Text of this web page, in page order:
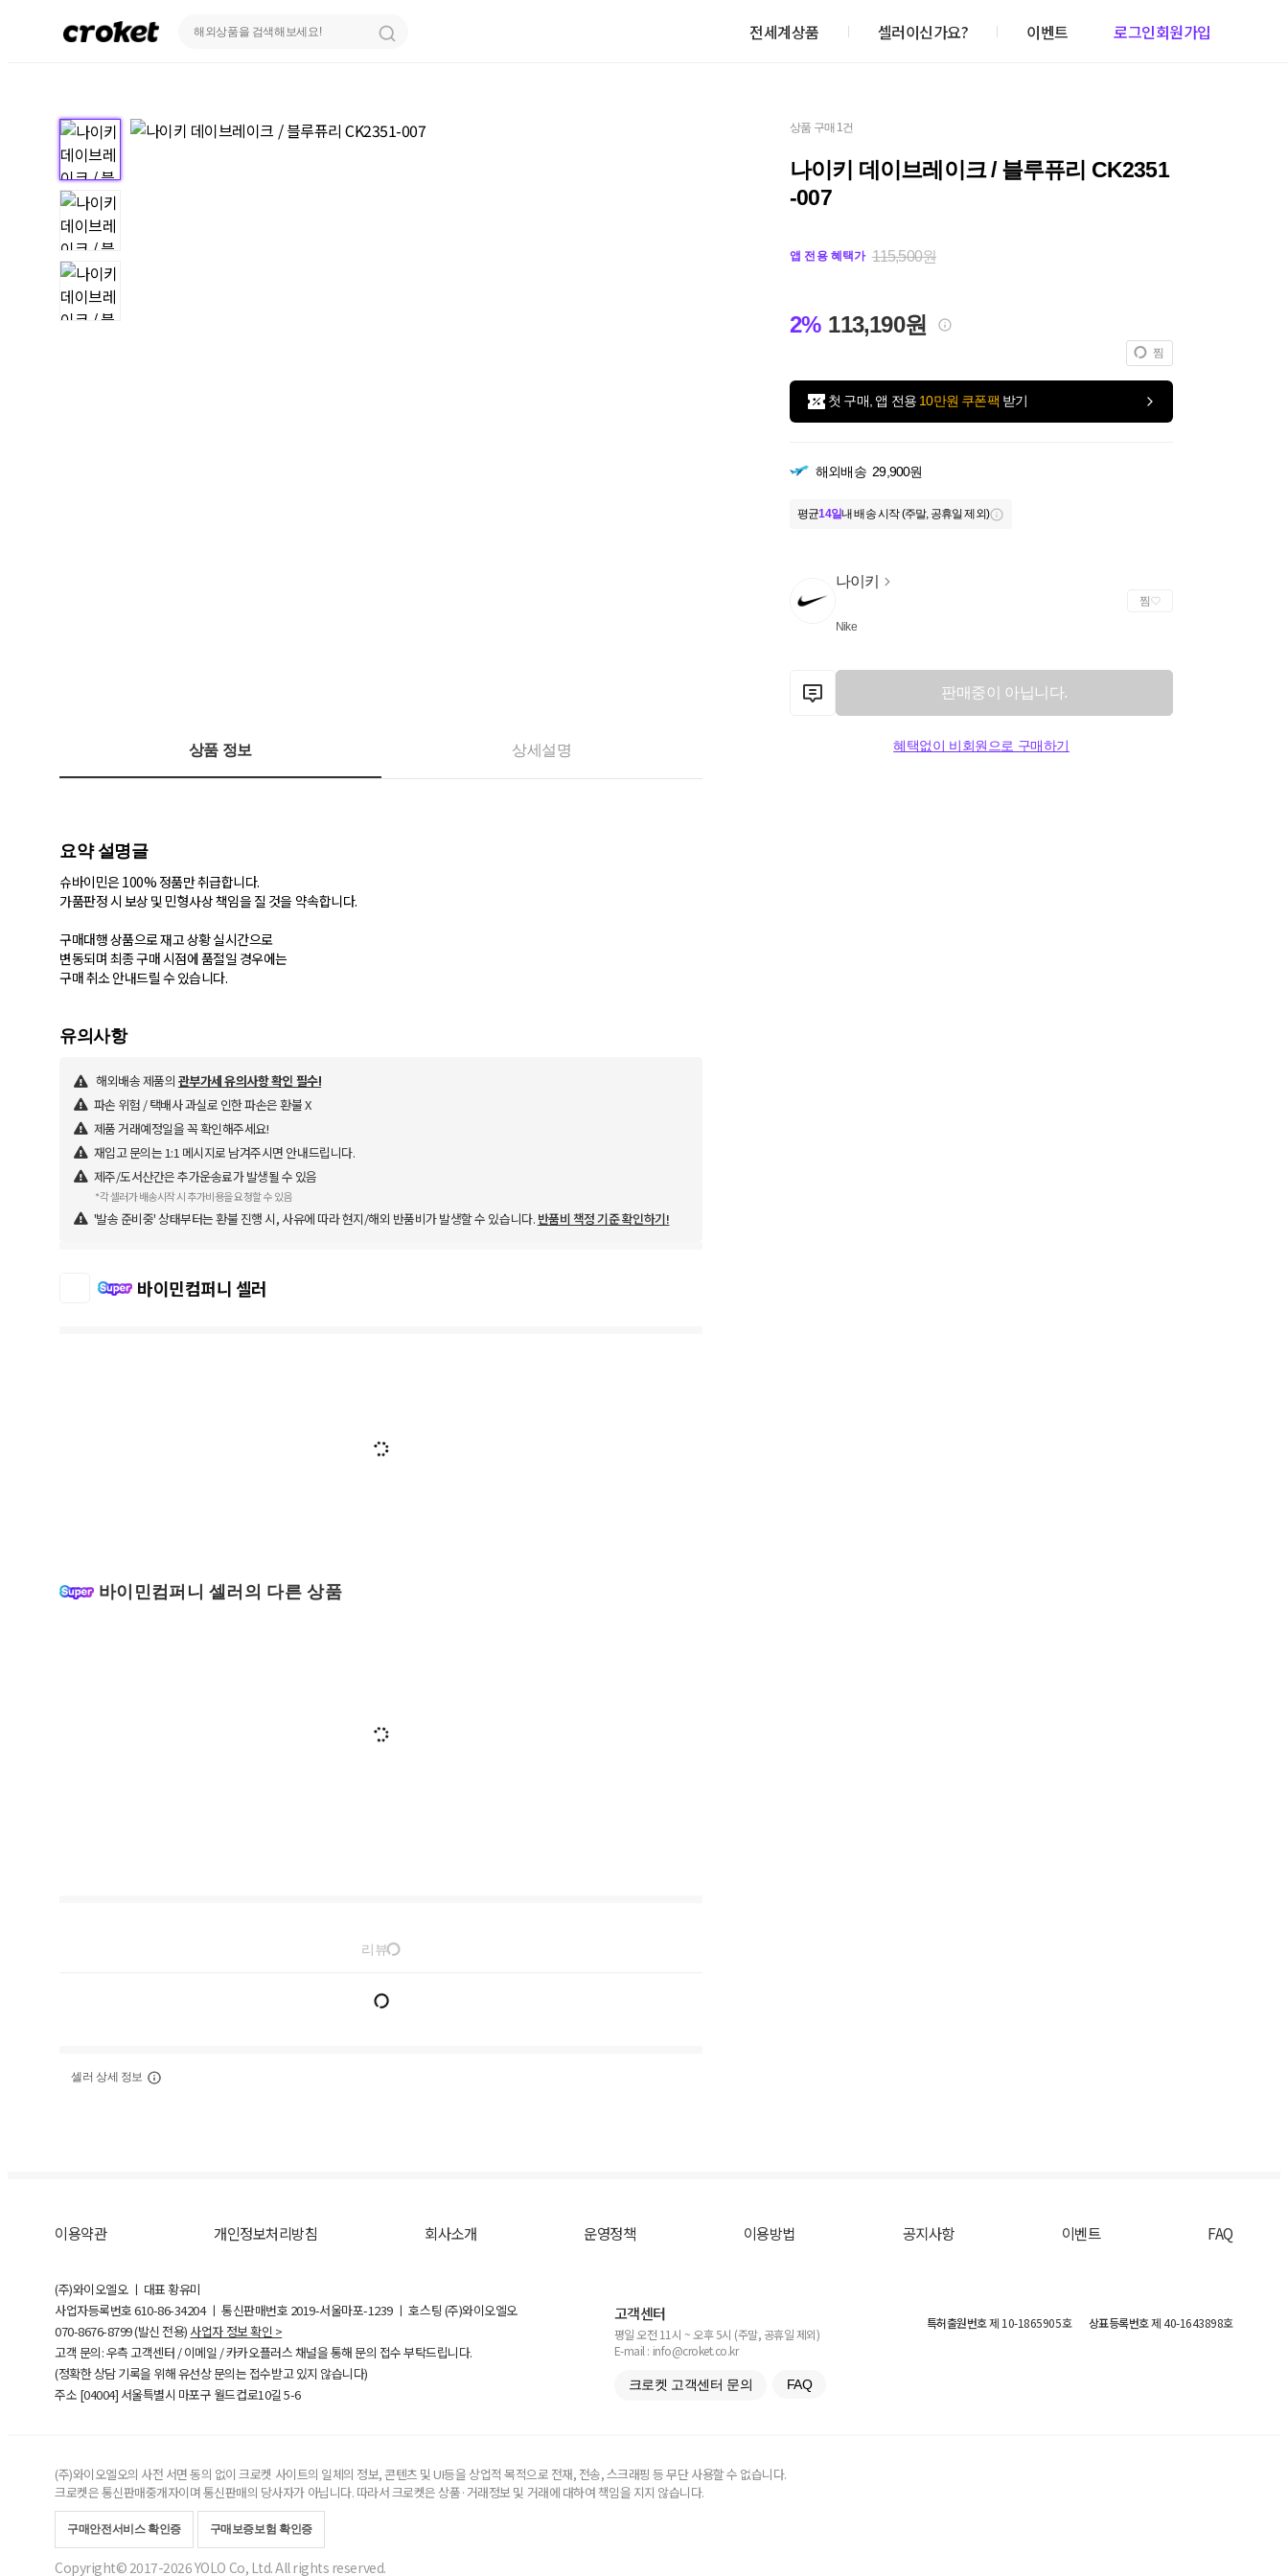
전세계상품 셀러이신가요? 이벤트 로그인회원가입
상품 구매 1건
나이키 데이브레이크 / 블루퓨리 CK2351
-007
앱 전용 혜택가 115,500원
2% 113,190원
찜
첫 구매, 앱 전용 10만원 쿠폰팩 받기
해외배송 29,900원
평균14일내 배송 시작 (주말, 공휴일 제외)
나이키
Nike
찜
판매중이 아닙니다.
혜택없이 비회원으로 구매하기
상품 정보 상세설명
요약 설명글
슈바이민은 100% 정품만 취급합니다.
가품판정 시 보상 및 민형사상 책임을 질 것을 약속합니다.
구매대행 상품으로 재고 상황 실시간으로
변동되며 최종 구매 시점에 품절일 경우에는
구매 취소 안내드릴 수 있습니다.
유의사항
해외배송 제품의 관부가세 유의사항 확인 필수!
파손 위험 / 택배사 과실로 인한 파손은 환불 X
제품 거래예정일을 꼭 확인해주세요!
재입고 문의는 1:1 메시지로 남겨주시면 안내드립니다.
제주/도서산간은 추가운송료가 발생될 수 있음
*각 셀러가 배송시작 시 추가비용을 요청할 수 있음
'발송 준비중' 상태부터는 환불 진행 시, 사유에 따라 현지/해외 반품비가 발생할 수 있습니다. 반품비 책정 기준 확인하기!
바이민컴퍼니 셀러
바이민컴퍼니 셀러의 다른 상품
리뷰
셀러 상세 정보
이용약관 개인정보처리방침 회사소개 운영정책 이용방법 공지사항 이벤트 FAQ
(주)와이오엘오 ㅣ 대표 황유미
사업자등록번호610-86-34204ㅣ 통신판매번호 2019-서울마포-1239 ㅣ 호스팅 (주)와이오엘오
070-8676-8799 (발신 전용) 사업자 정보 확인 >
고객 문의: 우측 고객센터 / 이메일 / 카카오플러스 채널을 통해 문의 접수 부탁드립니다.
(정확한 상담 기록을 위해 유선상 문의는 접수받고 있지 않습니다)
주소 [04004] 서울특별시 마포구 월드컵로10길5-6
고객센터
평일 오전 11시 ~ 오후 5시 (주말, 공휴일 제외)
E-mail : info@croket.co.kr
크로켓 고객센터 문의 FAQ
특허출원번호제 10-1865905호 상표등록번호제 40-1643898호
(주)와이오엘오의 사전 서면 동의 없이 크로켓 사이트의 일체의 정보, 콘텐츠 및 UI등을 상업적 목적으로 전재, 전송, 스크래핑 등 무단 사용할 수 없습니다.
크로켓은 통신판매중개자이며 통신판매의 당사자가 아닙니다. 따라서 크로켓은 상품·거래정보 및 거래에 대하여 책임을 지지 않습니다.
구매안전서비스 확인증 구매보증보험 확인증
Copyright© 2017-2026 YOLO Co, Ltd. All rights reserved.